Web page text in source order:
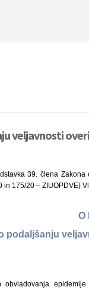
veljavnosti
39. člena
in 175/20 – ZIUOPDVE)
O
podaljšanju